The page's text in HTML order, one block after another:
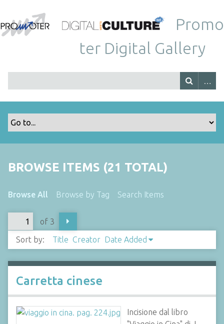
Promo
ter Digital Gallery
BROWSE ITEMS (21 TOTAL)
Browse All Browse by Tag Search Items
of 3
Sort by: Title Creator Date Added
Carretta cinese
Incisione dal libro